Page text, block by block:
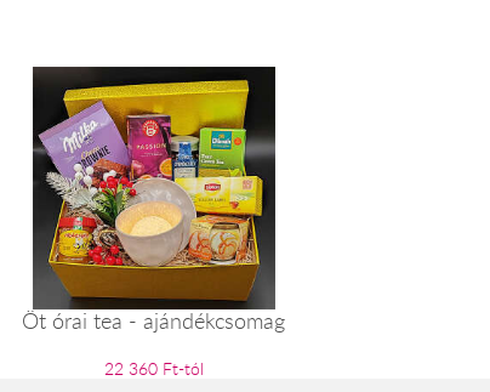
Öt órai tea - ajándékcsomag
22 360 Ft-tól